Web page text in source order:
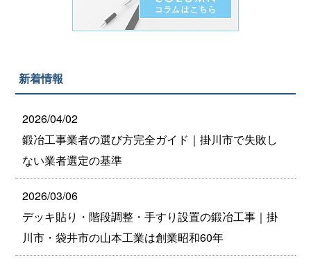
新着情報
2026/04/02
鍛冶工事業者の選び方完全ガイド｜掛川市で失敗し
ない業者選定の基準
2026/03/06
デッキ貼り・階段調整・手すり設置の鍛冶工事｜掛
川市・袋井市の山本工業は創業昭和60年